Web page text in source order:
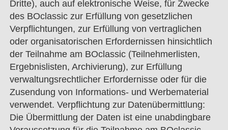
Dritte), auch auf elektronische Weise, für Zwecke
des BOclassic zur Erfüllung von gesetzlichen
Verpflichtungen, zur Erfüllung von vertraglichen
oder organisatorischen Erfordernissen hinsichtlich
der Teilnahme am BOclassic (Teilnehmerlisten,
Ergebnislisten, Archivierung), zur Erfüllung
verwaltungsrechtlicher Erfordernisse oder für die
Zusendung von Informations- und Werbematerial
verwendet. Verpflichtung zur Datenübermittlung:
Die Übermittlung der Daten ist eine unabdingbare